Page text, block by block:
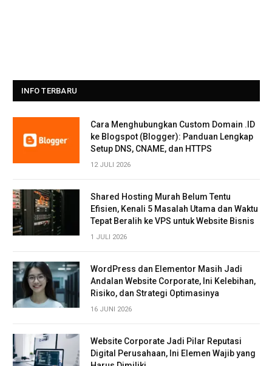
INFO TERBARU
Cara Menghubungkan Custom Domain .ID
ke Blogspot (Blogger): Panduan Lengkap
Setup DNS, CNAME, dan HTTPS
12 JULI 2026
Shared Hosting Murah Belum Tentu
Efisien, Kenali 5 Masalah Utama dan Waktu
Tepat Beralih ke VPS untuk Website Bisnis
1 JULI 2026
WordPress dan Elementor Masih Jadi
Andalan Website Corporate, Ini Kelebihan,
Risiko, dan Strategi Optimasinya
16 JUNI 2026
Website Corporate Jadi Pilar Reputasi
Digital Perusahaan, Ini Elemen Wajib yang